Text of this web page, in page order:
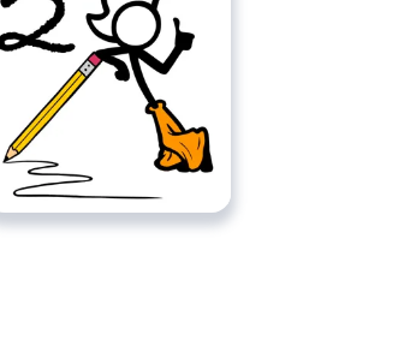
يمكنك هنا لعب Fancy Pants 2. لعبة Fancy Pants 2 واحدة من ألعاب ألعاب المهارة المختارة.